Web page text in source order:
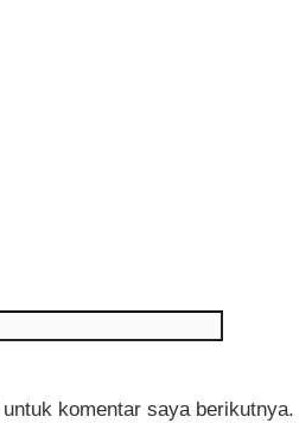
komentar saya berikutnya.